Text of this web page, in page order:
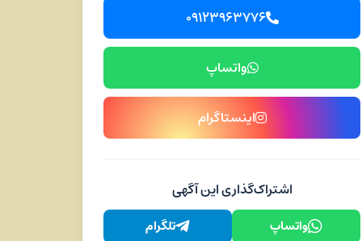
۰۹۱۲۳۹۶۳۷۷۶
واتساپ
اینستاگرام
اشتراک‌گذاری این آگهی
واتساپ
تلگرام